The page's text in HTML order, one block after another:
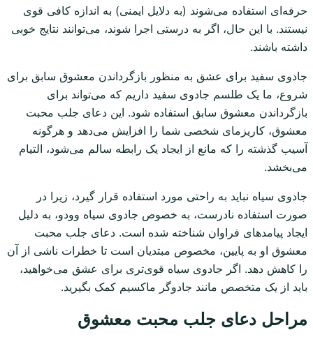
حرفه‌ای استفاده می‌شوند (به دلایل ایمنی) به اندازه کافی قوی
نیستند. با این حال، اگر به درستی اجرا شوند، می‌توانند نتایج خوبی
داشته باشند.
جادوی سفید برای عشق به منظور بازگرداندن معشوق سابق برای
شروع، ما یک طلسم جادوی سفید داریم که می‌تواند برای
بازگرداندن معشوق سابق استفاده شود. این دعای جلب محبت
معشوق، کاریزمای شخصی شما را افزایش می‌دهد و هرگونه
آسیب گذشته را که مانع از ایجاد یک رابطه سالم می‌شود، التیام
می‌بخشد.
جادوی سیاه نباید به راحتی مورد استفاده قرار گیرد، زیرا در
صورت استفاده نادرست، به خصوص جادوی سیاه وودو، به دلیل
ایجاد پیامدهای فراوان شناخته شده است. دعای جلب محبت
معشوق او به پایین، مخصوص مبتدیان است تا خطرات ناشی از آن
را کاهش دهد. اگر جادوی سیاه قوی‌تری برای عشق می‌خواهید،
باید از یک متخصص مانند جادوگر ماکسیم کمک بگیرید.
مراحل دعای جلب محبت معشوق